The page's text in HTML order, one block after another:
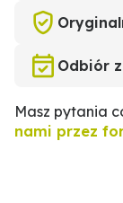
Odbiór
Masz pytania
nami przez